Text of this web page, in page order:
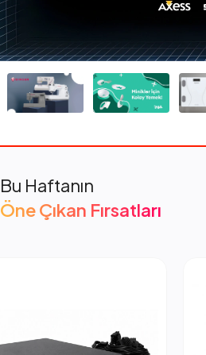
Bu Haftanın
Öne Çıkan Fırsatları